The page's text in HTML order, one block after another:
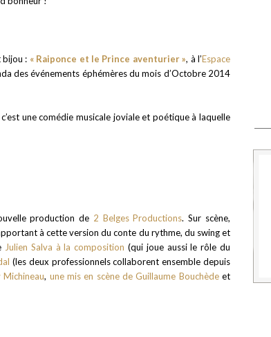
bijou : « Raiponce et le Prince aventurier », à l’Espace
des événements éphémères du mois d’Octobre 2014
c’est une comédie musicale joviale et poétique à laquelle
production de 2 Belges Productions. Sur scène,
à cette version du conte du rythme, du swing et
Julien Salva à la composition (qui joue aussi le rôle du
(les deux professionnels collaborent ensemble depuis
Michineau, une mis en scène de Guillaume Bouchèdeet